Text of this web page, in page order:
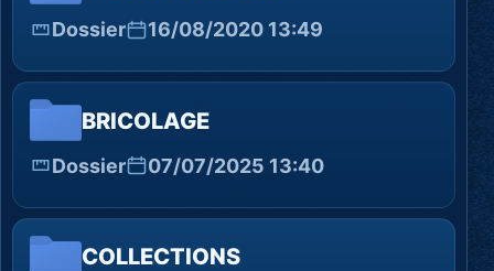
Dossier 16/08/2020 13:49
BRICOLAGE
Dossier 07/07/2025 13:40
COLLECTIONS